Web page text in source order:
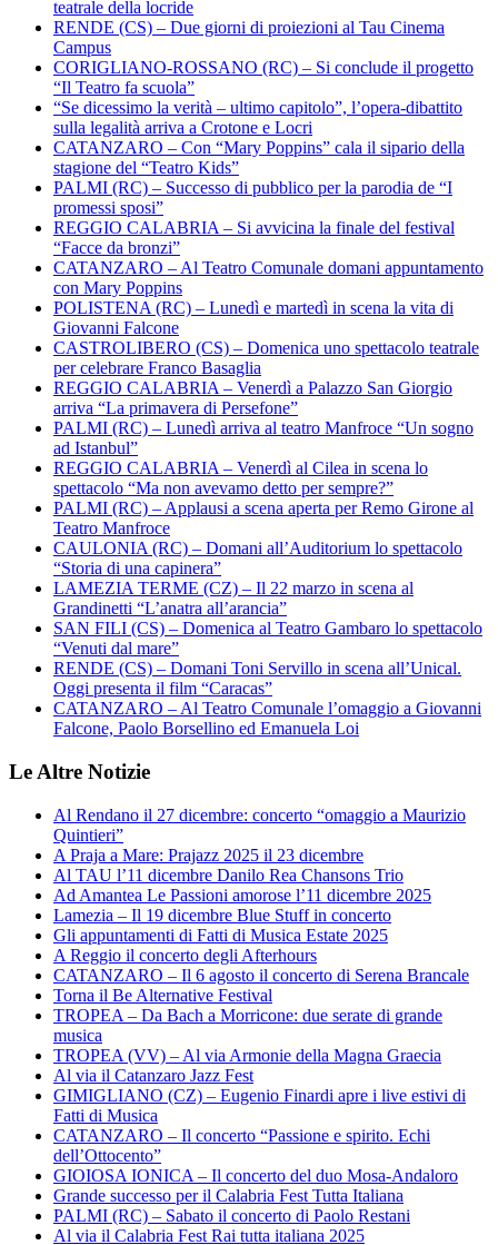
teatrale della locride
RENDE (CS) – Due giorni di proiezioni al Tau Cinema
Campus
CORIGLIANO-ROSSANO (RC) – Si conclude il progetto
“Il Teatro fa scuola”
“Se dicessimo la verità – ultimo capitolo”, l’opera-dibattito
sulla legalità arriva a Crotone e Locri
CATANZARO – Con “Mary Poppins” cala il sipario della
stagione del “Teatro Kids”
PALMI (RC) – Successo di pubblico per la parodia de “I
promessi sposi”
REGGIO CALABRIA – Si avvicina la finale del festival
“Facce da bronzi”
CATANZARO – Al Teatro Comunale domani appuntamento
con Mary Poppins
POLISTENA (RC) – Lunedì e martedì in scena la vita di
Giovanni Falcone
CASTROLIBERO (CS) – Domenica uno spettacolo teatrale
per celebrare Franco Basaglia
REGGIO CALABRIA – Venerdì a Palazzo San Giorgio
arriva “La primavera di Persefone”
PALMI (RC) – Lunedì arriva al teatro Manfroce “Un sogno
ad Istanbul”
REGGIO CALABRIA – Venerdì al Cilea in scena lo
spettacolo “Ma non avevamo detto per sempre?”
PALMI (RC) – Applausi a scena aperta per Remo Girone al
Teatro Manfroce
CAULONIA (RC) – Domani all’Auditorium lo spettacolo
“Storia di una capinera”
LAMEZIA TERME (CZ) – Il 22 marzo in scena al
Grandinetti “L’anatra all’arancia”
SAN FILI (CS) – Domenica al Teatro Gambaro lo spettacolo
“Venuti dal mare”
RENDE (CS) – Domani Toni Servillo in scena all’Unical.
Oggi presenta il film “Caracas”
CATANZARO – Al Teatro Comunale l’omaggio a Giovanni
Falcone, Paolo Borsellino ed Emanuela Loi
Le Altre Notizie
Al Rendano il 27 dicembre: concerto “omaggio a Maurizio
Quintieri”
A Praja a Mare: Prajazz 2025 il 23 dicembre
Al TAU l’11 dicembre Danilo Rea Chansons Trio
Ad Amantea Le Passioni amorose l’11 dicembre 2025
Lamezia – Il 19 dicembre Blue Stuff in concerto
Gli appuntamenti di Fatti di Musica Estate 2025
A Reggio il concerto degli Afterhours
CATANZARO – Il 6 agosto il concerto di Serena Brancale
Torna il Be Alternative Festival
TROPEA – Da Bach a Morricone: due serate di grande
musica
TROPEA (VV) – Al via Armonie della Magna Graecia
Al via il Catanzaro Jazz Fest
GIMIGLIANO (CZ) – Eugenio Finardi apre i live estivi di
Fatti di Musica
CATANZARO – Il concerto “Passione e spirito. Echi
dell’Ottocento”
GIOIOSA IONICA – Il concerto del duo Mosa-Andaloro
Grande successo per il Calabria Fest Tutta Italiana
PALMI (RC) – Sabato il concerto di Paolo Restani
Al via il Calabria Fest Rai tutta italiana 2025